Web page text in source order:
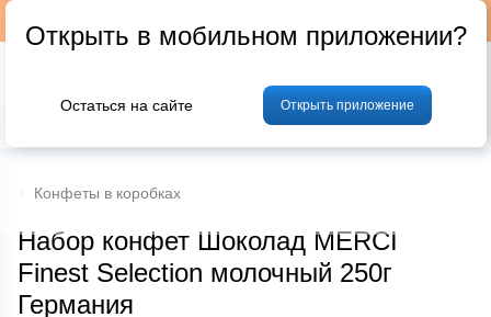
Фрукты и овощи Мясо Птица
Конфеты в коробках
Набор конфет Шоколад MERCI
Finest Selection молочный 250г
Германия
Открыть в мобильном приложении?
Остаться на сайте Открыть приложение